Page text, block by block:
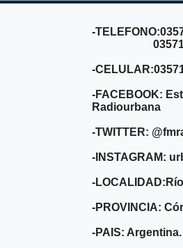
-
03571 -
-
-FACEBOOK:
Radiourbana
-TWITTER:
-INSTAGRAM:
-
-PROVINCIA:
-PAIS: Argentina.